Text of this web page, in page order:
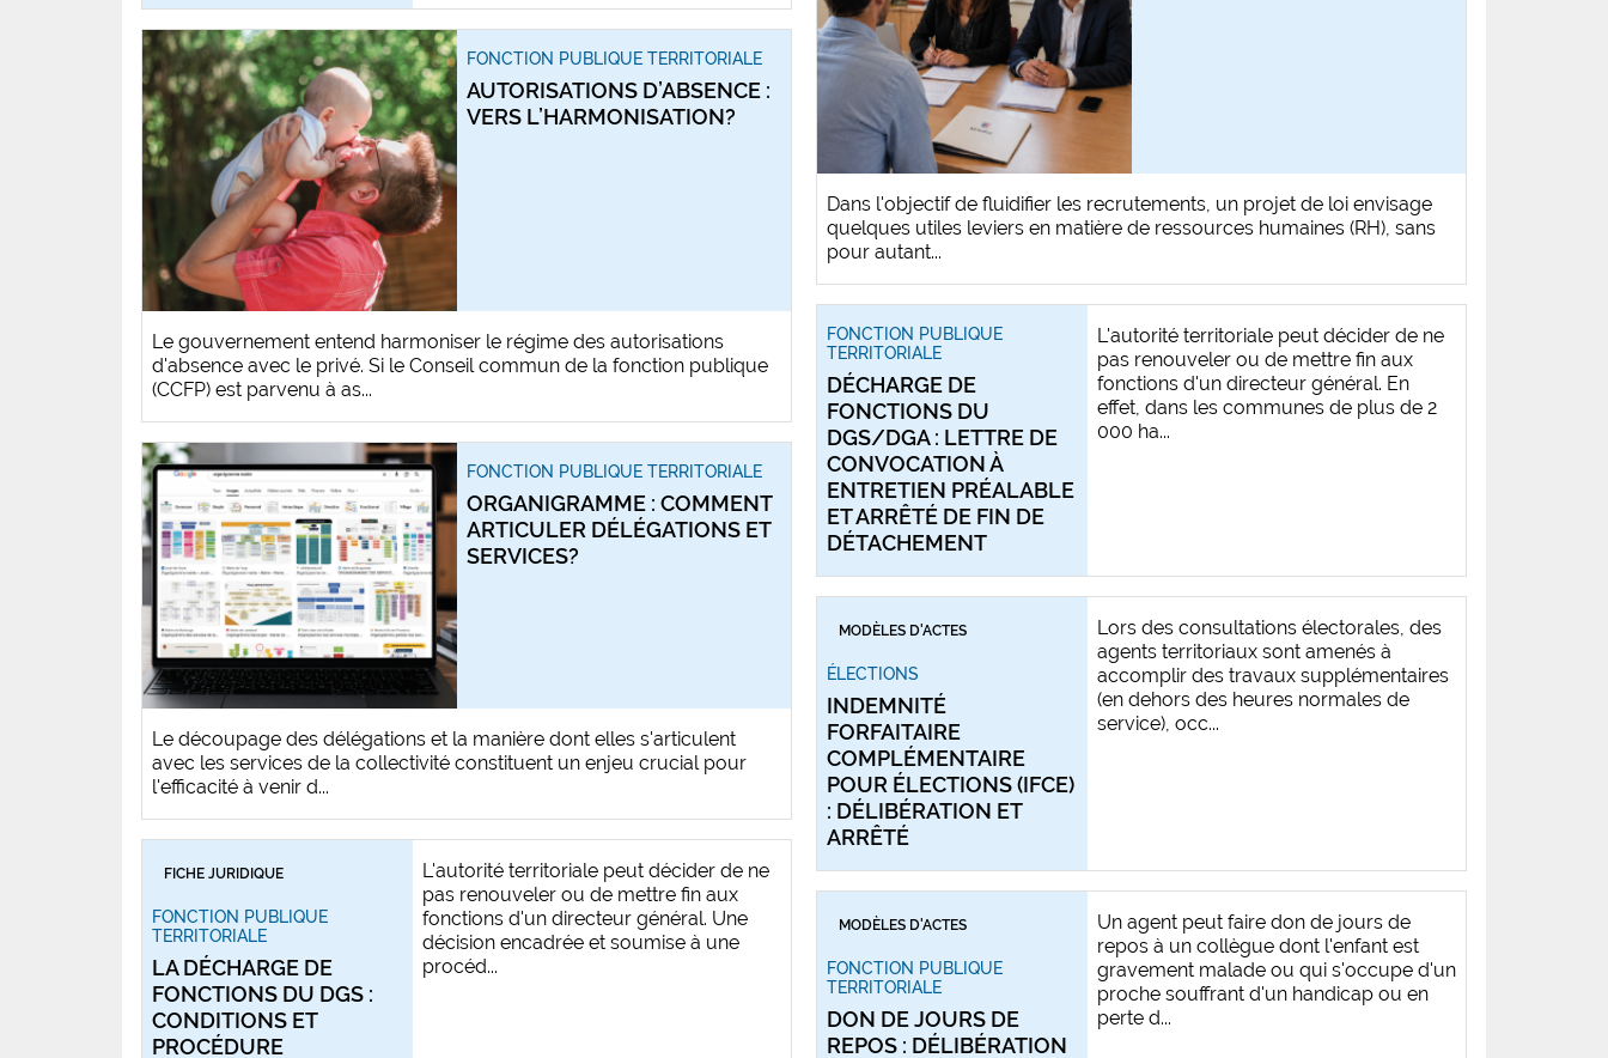
FONCTION PUBLIQUE TERRITORIALE
AUTORISATIONS D’ABSENCE :
VERS L’HARMONISATION?
Le gouvernement entend harmoniser le régime des autorisations
d'absence avec le privé. Si le Conseil commun de la fonction publique
(CCFP) est parvenu à as...
FONCTION PUBLIQUE TERRITORIALE
ORGANIGRAMME : COMMENT
ARTICULER DÉLÉGATIONS ET
SERVICES?
Le découpage des délégations et la manière dont elles s'articulent
avec les services de la collectivité constituent un enjeu crucial pour
l'efficacité à venir d...
FICHE JURIDIQUE
FONCTION PUBLIQUE
TERRITORIALE
LA DÉCHARGE DE
FONCTIONS DU DGS :
CONDITIONS ET
PROCÉDURE
L'autorité territoriale peut décider de ne
pas renouveler ou de mettre fin aux
fonctions d'un directeur général. Une
décision encadrée et soumise à une
procéd...
Dans l'objectif de fluidifier les recrutements, un projet de loi envisage
quelques utiles leviers en matière de ressources humaines (RH), sans
pour autant...
FONCTION PUBLIQUE
TERRITORIALE
DÉCHARGE DE
FONCTIONS DU
DGS/DGA : LETTRE DE
CONVOCATION À
ENTRETIEN PRÉALABLE
ET ARRÊTÉ DE FIN DE
DÉTACHEMENT
L'autorité territoriale peut décider de ne
pas renouveler ou de mettre fin aux
fonctions d'un directeur général. En
effet, dans les communes de plus de 2
000 ha...
MODÈLES D'ACTES
ÉLECTIONS
INDEMNITÉ
FORFAITAIRE
COMPLÉMENTAIRE
POUR ÉLECTIONS (IFCE)
: DÉLIBÉRATION ET
ARRÊTÉ
Lors des consultations électorales, des
agents territoriaux sont amenés à
accomplir des travaux supplémentaires
(en dehors des heures normales de
service), occ...
MODÈLES D'ACTES
FONCTION PUBLIQUE
TERRITORIALE
DON DE JOURS DE
REPOS : DÉLIBÉRATION
Un agent peut faire don de jours de
repos à un collègue dont l'enfant est
gravement malade ou qui s'occupe d'un
proche souffrant d'un handicap ou en
perte d...